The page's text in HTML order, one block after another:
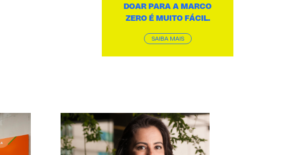
DOAR PARA A MARCO
ZERO É MUITO FÁCIL.
SAIBA MAIS